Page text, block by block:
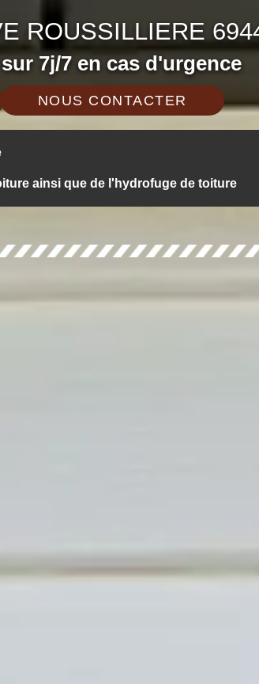
ROUSSILLIERE
7j/7 en cas d'urgence
NOUS CONTACTER
ainsi que de l'hydrofuge de toiture